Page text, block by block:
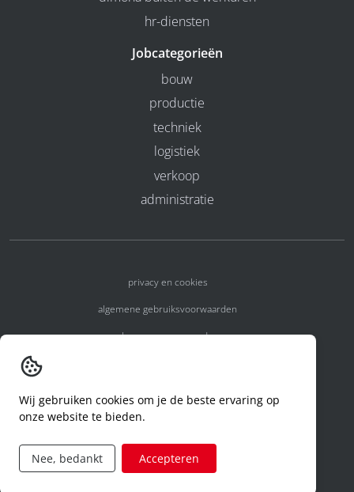
hr-diensten
Jobcategorieën
bouw
productie
techniek
logistiek
verkoop
administratie
privacy en cookies
algemene gebruiksvoorwaarden
algemene voorwaarden
code of conduct
aanvraag rechten ivm privacy
Wij gebruiken cookies om je de beste ervaring op
onze website te bieden.
Nee, bedankt Accepteren